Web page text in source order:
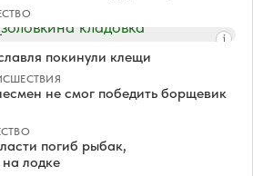
покинули клещи
не смог победить борщевик
погиб рыбак,
лодке